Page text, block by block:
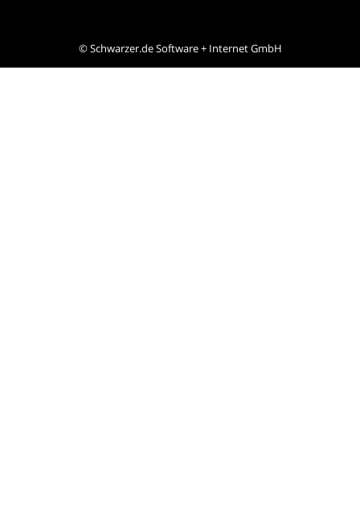
©Schwarzer.de Software + Internet GmbH